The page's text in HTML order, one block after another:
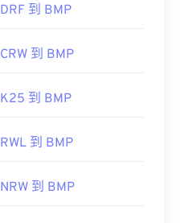
DRF 到 BMP
CRW 到 BMP
K25 到 BMP
RWL 到 BMP
NRW 到 BMP